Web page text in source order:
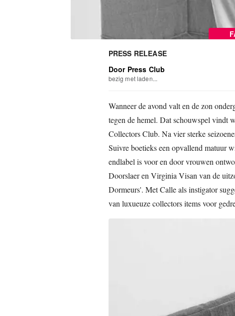
PRESS RELEASE
Door Press Club
bezig met laden...
Wanneer de avond valt en de zon
tegen de hemel. Dat schouwspel vindt
Collectors Club. Na vier sterke
Suivre boetieks een opvallend matuur
endlabel is voor en door vrouwen
Doorslaer en Virginia Visan van de
Dormeurs'. Met Calle als instigator
van luxueuze collectors items voor